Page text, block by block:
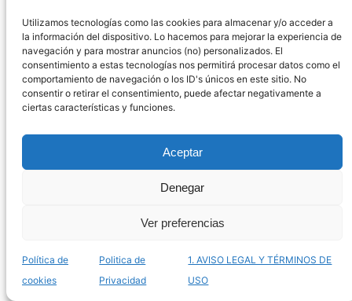
Utilizamos tecnologías como las cookies para almacenar y/o acceder a
la información del dispositivo. Lo hacemos para mejorar la experiencia de
navegación y para mostrar anuncios (no) personalizados. El
consentimiento a estas tecnologías nos permitirá procesar datos como el
comportamiento de navegación o los ID's únicos en este sitio. No
consentir o retirar el consentimiento, puede afectar negativamente a
ciertas características y funciones.
Aceptar
Denegar
Ver preferencias
Política de
cookies
Politica de
Privacidad
1. AVISO LEGAL Y TÉRMINOS DE
USO
Al igual que múltiples clientes contentos que utilizan
esta serie exclusiva de artículos, yo, como alguien que
ha probado estos productos durante muchos meses,
opino que la eficiencia y durabilidad son insuperables.
LEGAL
Aviso Legal
Política de cookies (UE)